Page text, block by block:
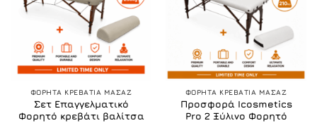
ΦΟΡΗΤΑ ΚΡΕΒΑΤΙΑ ΜΑΣΑΖ
Σετ Επαγγελματικό
Φορητό κρεβάτι βαλίτσα
ΦΟΡΗΤΑ ΚΡΕΒΑΤΙΑ ΜΑΣΑΖ
Προσφορά Icosmetics
Pro 2 Ξύλινο Φορητό